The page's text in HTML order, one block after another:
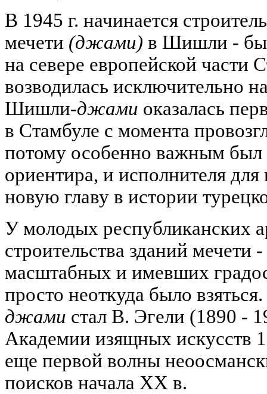
В 1945 г. начинается
мечети (джами) в Шишли -
на севере европейской части
возводилась исключительно
Шишли-джами оказалась
в Стамбуле с момента
потому особенно важным был
ориентира, и исполнителя
новую главу в истории
У молодых республиканских
строительства зданий мечети
масштабных и имевших
просто неоткуда было
джами стал В. Эгели (1890 -
Академии изящных искусств
еще первой волны
поисков начала XX в.